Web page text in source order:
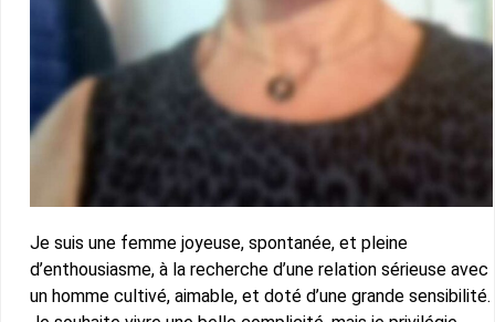
Je suis une femme joyeuse, spontanée, et pleine
d’enthousiasme, à la recherche d’une relation sérieuse avec
un homme cultivé, aimable, et doté d’une grande sensibilité.